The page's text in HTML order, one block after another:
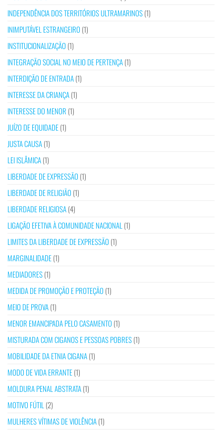
INDEPENDÊNCIA DOS TERRITÓRIOS ULTRAMARINOS(1)
INIMPUTÁVEL ESTRANGEIRO (1)
INSTITUCIONALIZAÇÃO (1)
INTEGRAÇÃO SOCIAL NO MEIO DE PERTENÇA(1)
INTERDIÇÃO DE ENTRADA(1)
INTERESSE DA CRIANÇA(1)
INTERESSE DO MENOR (1)
JUÍZO DE EQUIDADE(1)
JUSTA CAUSA(1)
LEI ISLÂMICA(1)
LIBERDADE DE EXPRESSÃO (1)
LIBERDADE DE RELIGIÃO (1)
LIBERDADE RELIGIOSA(4)
LIGAÇÃO EFETIVA À COMUNIDADE NACIONAL (1)
LIMITES DA LIBERDADE DE EXPRESSÃO (1)
MARGINALIDADE(1)
MEDIADORES(1)
MEDIDA DE PROMOÇÃO E PROTEÇÃO (1)
MEIO DE PROVA(1)
MENOR EMANCIPADA PELO CASAMENTO (1)
MISTURADA COM CIGANOS E PESSOAS POBRES(1)
MOBILIDADE DA ETNIA CIGANA(1)
MODO DE VIDA ERRANTE(1)
MOLDURA PENAL ABSTRATA(1)
MOTIVO FÚTIL (2)
MULHERES VÍTIMAS DE VIOLÊNCIA(1)